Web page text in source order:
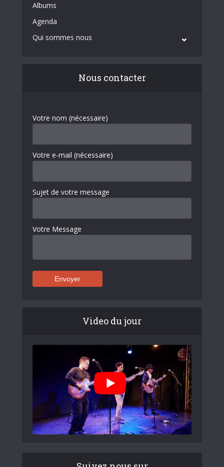
Albums
Agenda
Qui sommes nous
Nous contacter
Votre nom (nécessaire)
Votre e-mail (nécessaire)
Sujet de votre message
Votre Message
Video du jour